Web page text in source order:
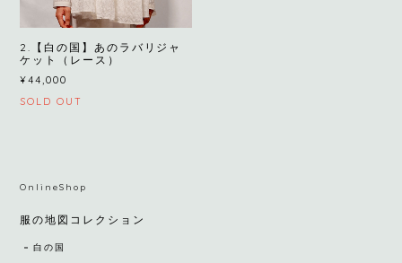
2.【白の国】あのラバリジャ
ケット（レース）
¥44,000
SOLD OUT
OnlineShop
服の地図コレクション
白の国